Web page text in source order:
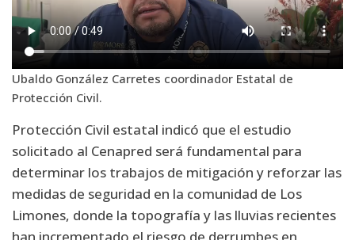
Ubaldo González Carretes coordinador Estatal de
Protección Civil.
Protección Civil estatal indicó que el estudio
solicitado al Cenapred será fundamental para
determinar los trabajos de mitigación y reforzar las
medidas de seguridad en la comunidad de Los
Limones, donde la topografía y las lluvias recientes